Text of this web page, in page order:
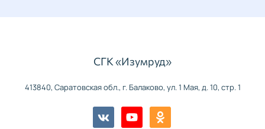
СГК «Изумруд»
413840, Саратовская обл., г. Балаково, ул. 1 Мая, д. 10, стр. 1